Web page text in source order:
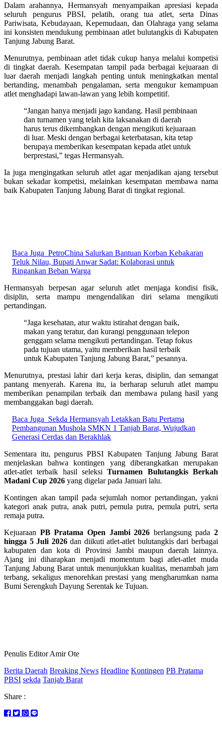
Dalam arahannya, Hermansyah menyampaikan apresiasi kepada
seluruh pengurus PBSI, pelatih, orang tua atlet, serta Dinas
Pariwisata, Kebudayaan, Kepemudaan, dan Olahraga yang selama
ini konsisten mendukung pembinaan atlet bulutangkis di Kabupaten
Tanjung Jabung Barat.
Menurutnya, pembinaan atlet tidak cukup hanya melalui kompetisi
di tingkat daerah. Kesempatan tampil pada berbagai kejuaraan di
luar daerah menjadi langkah penting untuk meningkatkan mental
bertanding, menambah pengalaman, serta mengukur kemampuan
atlet menghadapi lawan-lawan yang lebih kompetitif.
“Jangan hanya menjadi jago kandang. Hasil pembinaan
dan turnamen yang telah kita laksanakan di daerah
harus terus dikembangkan dengan mengikuti kejuaraan
di luar. Meski dengan berbagai keterbatasan, kita tetap
berupaya memberikan kesempatan kepada atlet untuk
berprestasi,” tegas Hermansyah.
Ia juga mengingatkan seluruh atlet agar menjadikan ajang tersebut
bukan sekadar kompetisi, melainkan kesempatan membawa nama
baik Kabupaten Tanjung Jabung Barat di tingkat regional.
Baca Juga PetroChina Salurkan Bantuan Korban Kebakaran
Teluk Nilau, Bupati Anwar Sadat: Kolaborasi untuk
Ringankan Beban Warga
Hermansyah berpesan agar seluruh atlet menjaga kondisi fisik,
disiplin, serta mampu mengendalikan diri selama mengikuti
pertandingan.
“Jaga kesehatan, atur waktu istirahat dengan baik,
makan yang teratur, dan kurangi penggunaan telepon
genggam selama mengikuti pertandingan. Tetap fokus
pada tujuan utama, yaitu memberikan hasil terbaik
untuk Kabupaten Tanjung Jabung Barat,” pesannya.
Menurutnya, prestasi lahir dari kerja keras, disiplin, dan semangat
pantang menyerah. Karena itu, ia berharap seluruh atlet mampu
memberikan penampilan terbaik dan membawa pulang hasil yang
membanggakan bagi daerah.
Baca Juga Sekda Hermansyah Letakkan Batu Pertama
Pembangunan Mushola SMKN 1 Tanjab Barat, Wujudkan
Generasi Cerdas dan Berakhlak
Sementara itu, pengurus PBSI Kabupaten Tanjung Jabung Barat
menjelaskan bahwa kontingen yang diberangkatkan merupakan
atlet-atlet terbaik hasil seleksiTurnamen Bulutangkis Berkah
Madani Cup 2026 yang digelar pada Januari lalu.
Kontingen akan tampil pada sejumlah nomor pertandingan, yakni
kategori anak putra, anak putri, pemula putra, pemula putri, serta
remaja putra.
Kejuaraan PB Pratama Open Jambi 2026 berlangsung pada 2
hingga 5 Juli 2026dan diikuti atlet-atlet bulutangkis dari berbagai
kabupaten dan kota di Provinsi Jambi maupun daerah lainnya.
Ajang ini diharapkan menjadi momentum bagi atlet-atlet muda
Tanjung Jabung Barat untuk menunjukkan kualitas, menambah jam
terbang, sekaligus menorehkan prestasi yang mengharumkan nama
Bumi Serengkuh Dayung Serentak ke Tujuan.
Penulis Editor Amir Ote
Berita Daerah Breaking News Headline Kontingen PB Pratama
PBSI sekda Tanjab Barat
Share :